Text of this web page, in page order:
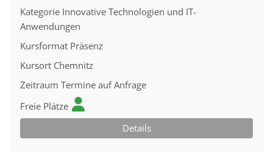
Kategorie Innovative Technologien und IT-
Anwendungen
Kursformat Präsenz
Kursort Chemnitz
Zeitraum Termine auf Anfrage
Freie Plätze
Details